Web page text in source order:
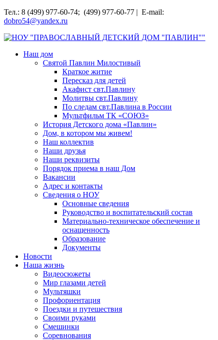
Перейти
к
Тел.: 8 (499) 977-60-74; (499) 977-60-77 | E-mail:
dobro54@yandex.ru
НОУ "ПРАВОСЛАВНЫЙ ДЕТСКИЙ ДОМ "ПАВЛИН""
Наш дом
Святой Павлин Милостивый
Краткое житие
Пересказ для детей
Акафист свт.Павлину
Молитвы свт.Павлину
По следам свт.Павлина в России
Мультфильм ТК «СОЮЗ»
История Детского дома «Павлин»
Дом, в котором мы живем!
Наш коллектив
Наши друзья
Наши реквизиты
Порядок приема в наш Дом
Вакансии
Адрес и контакты
Сведения о НОУ
Основные сведения
Руководство и воспитательский состав
Материально-техническое обеспечение и
оснащенность
Образование
Документы
Новости
Наша жизнь
Видеосюжеты
Мир глазами детей
Мультяшки
Профориентация
Поездки и путешествия
Своими руками
Смешинки
Соревнования